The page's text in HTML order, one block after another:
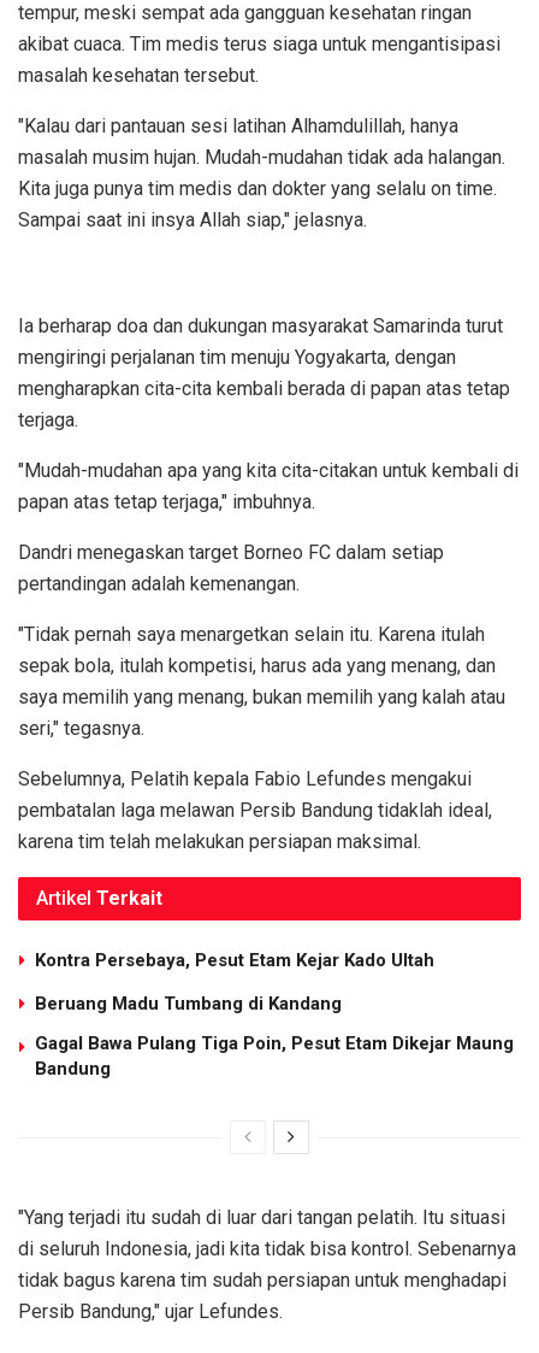
tempur, meski sempat ada gangguan kesehatan ringan
akibat cuaca. Tim medis terus siaga untuk mengantisipasi
masalah kesehatan tersebut.
"Kalau dari pantauan sesi latihan Alhamdulillah, hanya
masalah musim hujan. Mudah-mudahan tidak ada halangan.
Kita juga punya tim medis dan dokter yang selalu on time.
Sampai saat ini insya Allah siap," jelasnya.
Ia berharap doa dan dukungan masyarakat Samarinda turut
mengiringi perjalanan tim menuju Yogyakarta, dengan
mengharapkan cita-cita kembali berada di papan atas tetap
terjaga.
"Mudah-mudahan apa yang kita cita-citakan untuk kembali di
papan atas tetap terjaga," imbuhnya.
Dandri menegaskan target Borneo FC dalam setiap
pertandingan adalah kemenangan.
"Tidak pernah saya menargetkan selain itu. Karena itulah
sepak bola, itulah kompetisi, harus ada yang menang, dan
saya memilih yang menang, bukan memilih yang kalah atau
seri," tegasnya.
Sebelumnya, Pelatih kepala Fabio Lefundes mengakui
pembatalan laga melawan Persib Bandung tidaklah ideal,
karena tim telah melakukan persiapan maksimal.
Artikel Terkait
Kontra Persebaya, Pesut Etam Kejar Kado Ultah
Beruang Madu Tumbang di Kandang
Gagal Bawa Pulang Tiga Poin, Pesut Etam Dikejar Maung
Bandung
"Yang terjadi itu sudah di luar dari tangan pelatih. Itu situasi
di seluruh Indonesia, jadi kita tidak bisa kontrol. Sebenarnya
tidak bagus karena tim sudah persiapan untuk menghadapi
Persib Bandung," ujar Lefundes.